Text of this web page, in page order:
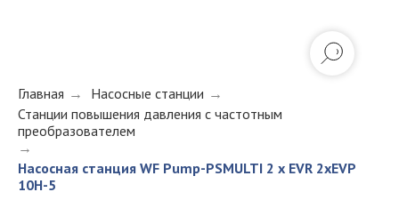
Главная → Насосные станции →
Станции повышения давления с частотным
преобразователем
→
Насосная станция WF Pump-PSMULTI 2 x EVR 2xEVP
10H-5